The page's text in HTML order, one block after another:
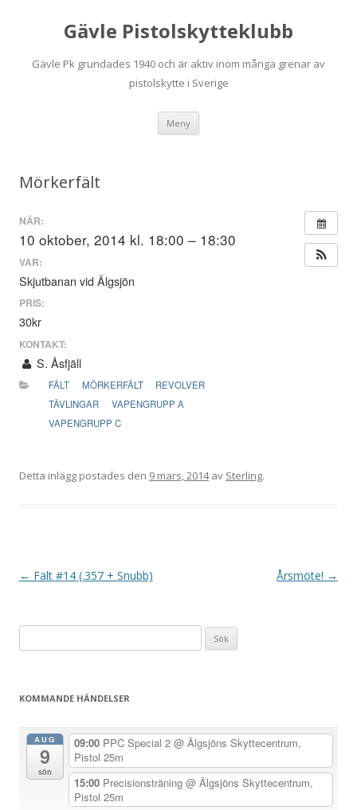
Gävle Pistolskytteklubb
Gävle Pk grundades 1940 och är aktiv inom många grenar av
pistolskytte i Sverige
Meny
Mörkerfält
NÄR:
10 oktober, 2014 kl. 18:00 – 18:30
VAR:
Skjutbanan vid Älgsjön
PRIS:
30kr
KONTAKT:
S. Åsfjäll
FÄLT MÖRKERFÄLT
REVOLVER
TÄVLINGAR
VAPENGRUPP A
VAPENGRUPP C
Detta inlägg postades den 9 mars, 2014av Sterling.
I
n
← Fält #14 (.357 + Snubb) Årsmöte! →
efter:
KOMMANDE HÄNDELSER
AUG
9
sön
09:00 PPC Special 2 @ Älgsjöns Skyttecentrum,
Pistol 25m
15:00 Precisionsträning @ Älgsjöns Skyttecentrum,
Pistol 25m